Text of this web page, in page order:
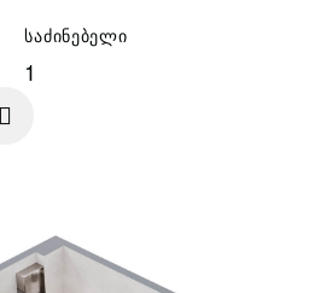
საძინებელი
1